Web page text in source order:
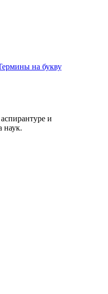
на букву
и
наук.